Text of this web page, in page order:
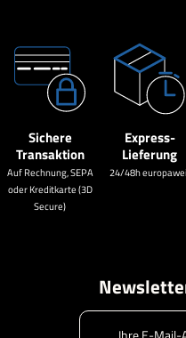
Sichere
Transaktion
Auf Rechnung, SEPA
oder Kreditkarte (3D
Secure)
Express-
Lieferung
24/48h